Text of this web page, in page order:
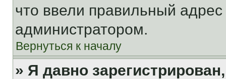
что ввели правильный адрес
администратором.
Вернуться к началу
» Я давно